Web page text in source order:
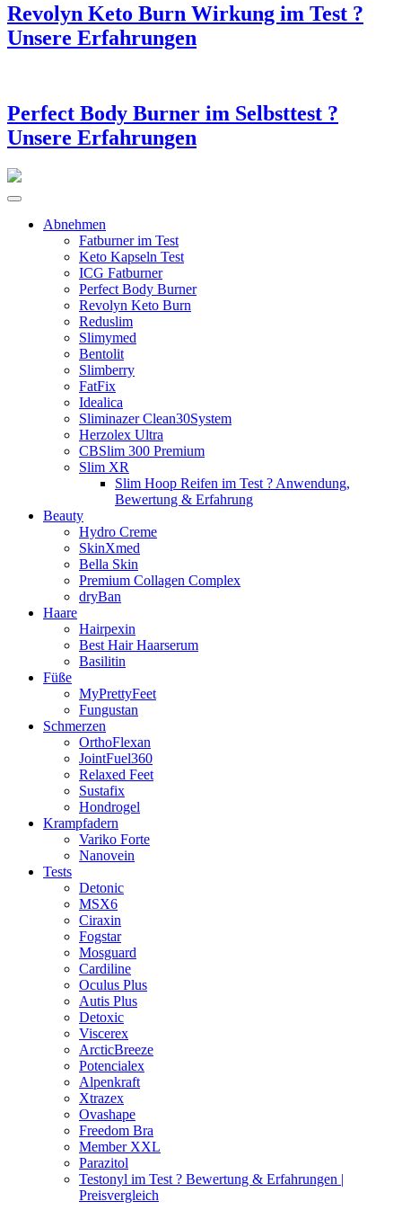
Revolyn Keto Burn Wirkung im Test ?
Unsere Erfahrungen
Perfect Body Burner im Selbsttest ?
Unsere Erfahrungen
Abnehmen
Fatburner im Test
Keto Kapseln Test
ICG Fatburner
Perfect Body Burner
Revolyn Keto Burn
Reduslim
Slimymed
Bentolit
Slimberry
FatFix
Idealica
Sliminazer Clean30System
Herzolex Ultra
CBSlim 300 Premium
Slim XR
Slim Hoop Reifen im Test ? Anwendung,
Bewertung & Erfahrung
Beauty
Hydro Creme
SkinXmed
Bella Skin
Premium Collagen Complex
dryBan
Haare
Hairpexin
Best Hair Haarserum
Basilitin
Füße
MyPrettyFeet
Fungustan
Schmerzen
OrthoFlexan
JointFuel360
Relaxed Feet
Sustafix
Hondrogel
Krampfadern
Variko Forte
Nanovein
Tests
Detonic
MSX6
Ciraxin
Fogstar
Mosguard
Cardiline
Oculus Plus
Autis Plus
Detoxic
Viscerex
ArcticBreeze
Potencialex
Alpenkraft
Xtrazex
Ovashape
Freedom Bra
Member XXL
Parazitol
Testonyl im Test ? Bewertung & Erfahrungen |
Preisvergleich